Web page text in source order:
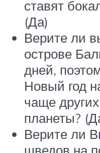
ставят
(Да)
Верите ли
острове
дней,
Новый год
чаще
планеты?
Верите ли